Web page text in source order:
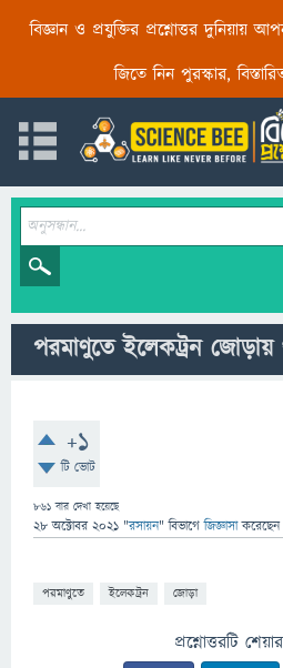
বিজ্ঞান ও প্রযুক্তির প্রশ্নোত্তর দুনিয়ায়
জিতে নিন পুরস্কার,
পরমাণুতে ইলেকট্রন
+1
টি ভোট
861 বার দেখা হয়েছে
28 অক্টোবর 2021 "রসায়ন" বিভাগে জিজ্ঞাসাকরেছেন
পরমাণুতে ইলেকট্রন জোড়া
প্রশ্নোত্তরটি